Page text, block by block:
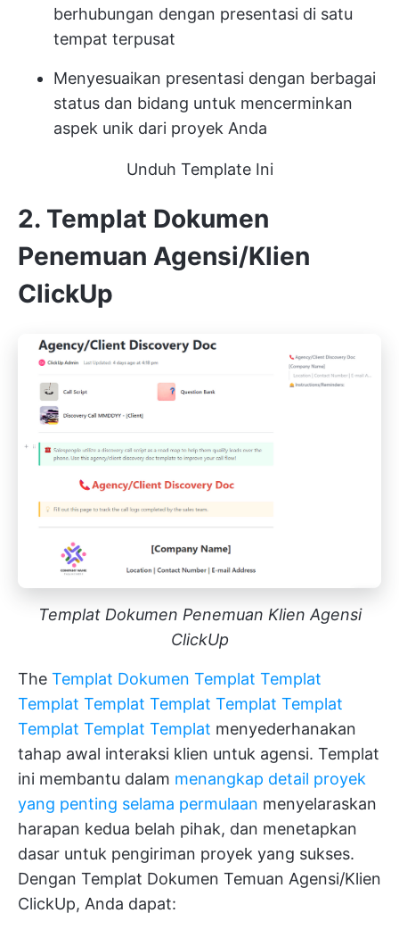
berhubungan dengan presentasi di satu
tempat terpusat
Menyesuaikan presentasi dengan berbagai
status dan bidang untuk mencerminkan
aspek unik dari proyek Anda
Unduh Template Ini
2. Templat Dokumen
Penemuan Agensi/Klien
ClickUp
Templat Dokumen Penemuan Klien Agensi
ClickUp
The Templat Dokumen Templat Templat
Templat Templat Templat Templat Templat
Templat Templat Templat menyederhanakan
tahap awal interaksi klien untuk agensi. Templat
ini membantu dalam menangkap detail proyek
yang penting selama permulaan menyelaraskan
harapan kedua belah pihak, dan menetapkan
dasar untuk pengiriman proyek yang sukses.
Dengan Templat Dokumen Temuan Agensi/Klien
ClickUp, Anda dapat: